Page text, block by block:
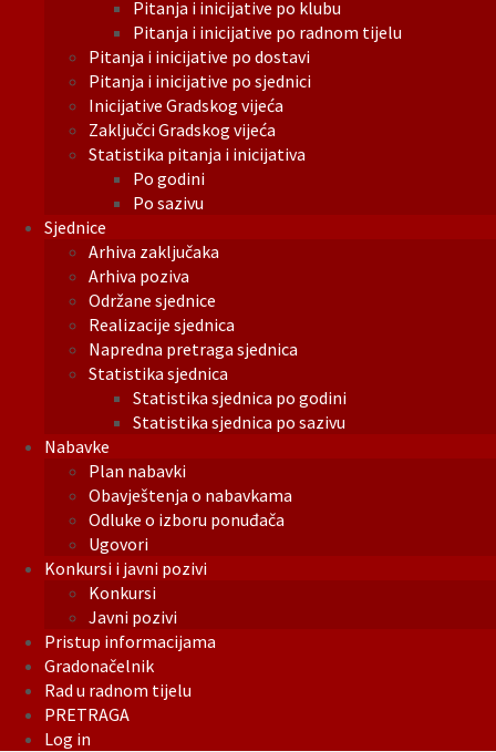
Pitanja i inicijative po klubu
Pitanja i inicijative po radnom tijelu
Pitanja i inicijative po dostavi
Pitanja i inicijative po sjednici
Inicijative Gradskog vijeća
Zaključci Gradskog vijeća
Statistika pitanja i inicijativa
Po godini
Po sazivu
Sjednice
Arhiva zaključaka
Arhiva poziva
Održane sjednice
Realizacije sjednica
Napredna pretraga sjednica
Statistika sjednica
Statistika sjednica po godini
Statistika sjednica po sazivu
Nabavke
Plan nabavki
Obavještenja o nabavkama
Odluke o izboru ponuđača
Ugovori
Konkursi i javni pozivi
Konkursi
Javni pozivi
Pristup informacijama
Gradonačelnik
Rad u radnom tijelu
PRETRAGA
Log in